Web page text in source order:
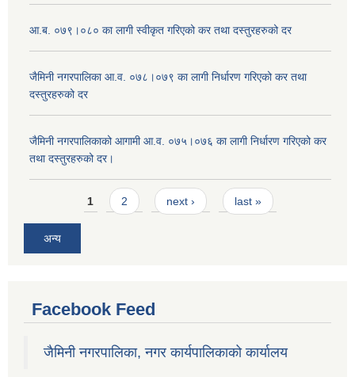
आ.ब. ०७९।०८० का लागी स्वीकृत गरिएको कर तथा दस्तुरहरुको दर
जैमिनी नगरपालिका आ.व. ०७८।०७९ का लागी निर्धारण गरिएको कर तथा
दस्तुरहरुको दर
जैमिनी नगरपालिकाको आगामी आ.व. ०७५।०७६ का लागी निर्धारण गरिएको कर
तथा दस्तुरहरुको दर।
Pages1 2 next › last »
अन्य
Facebook Feed
जैमिनी नगरपालिका, नगर कार्यपालिकाको कार्यालय